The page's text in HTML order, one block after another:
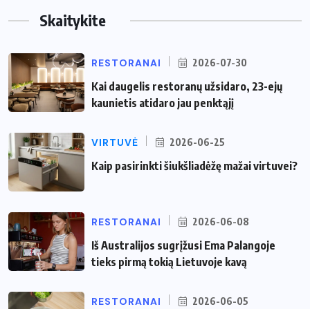
Skaitykite
RESTORANAI 2026-07-30
Kai daugelis restoranų užsidaro, 23-ejų
kaunietis atidaro jau penktąjį
VIRTUVĖ 2026-06-25
Kaip pasirinkti šiukšliadėžę mažai virtuvei?
RESTORANAI 2026-06-08
Iš Australijos sugrįžusi Ema Palangoje
tieks pirmą tokią Lietuvoje kavą
RESTORANAI 2026-06-05